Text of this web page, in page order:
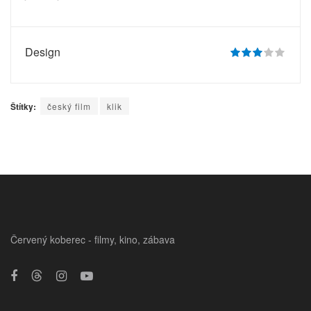
Design
Štítky: český film klik
Červený koberec - filmy, kino, zábava